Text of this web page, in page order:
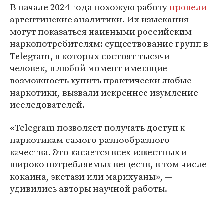
В начале 2024 года похожую работупровели
аргентинские аналитики. Их изыскания
могут показаться наивными российским
наркопотребителям: существование групп в
Telegram, в которых состоят тысячи
человек, в любой момент имеющие
возможность купить практически любые
наркотики, вызвали искреннее изумление
исследователей.
«Telegram позволяет получать доступ к
наркотикам самого разнообразного
качества. Это касается всех известных и
широко потребляемых веществ, в том числе
кокаина, экстази или марихуаны», —
удивились авторы научной работы.